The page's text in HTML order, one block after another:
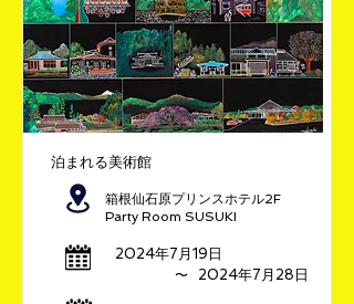
泊まれる美術館
箱根仙石原プリンスホテル2F
Party Room SUSUKI
2024年7月19日
​〜 2024年7月28日